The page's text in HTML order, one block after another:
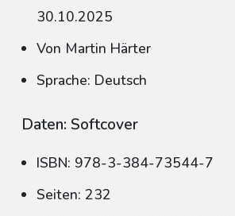
30.10.2025
Von Martin Härter
Sprache: Deutsch
Daten: Softcover
ISBN: 978-3-384-73544-7
Seiten: 232